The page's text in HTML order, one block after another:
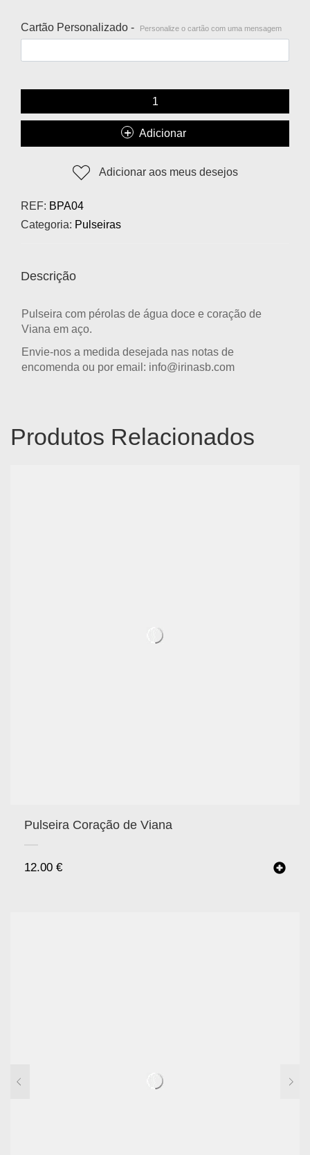
Cartão Personalizado - Personalize o cartão com uma mensagem
Adicionar
Adicionar aos meus desejos
REF: BPA04
Categoria: Pulseiras
Descrição
Pulseira com pérolas de água doce e coração de
Viana em aço.
Envie-nos a medida desejada nas notas de
encomenda ou por email: info@irinasb.com
Produtos Relacionados
Pulseira Coração de Viana
12.00 €